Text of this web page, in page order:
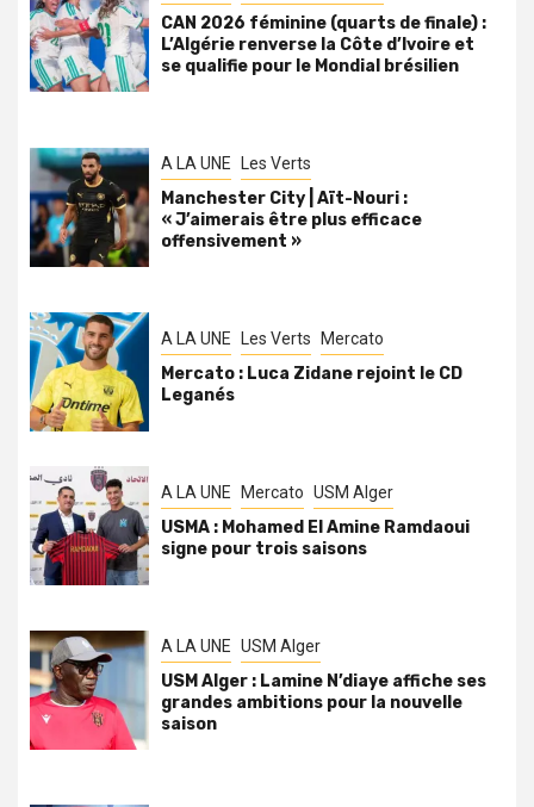
CAN 2026 féminine (quarts de finale) :
L’Algérie renverse la Côte d’Ivoire et
se qualifie pour le Mondial brésilien
A LA UNE Les Verts
Manchester City | Aït-Nouri :
« J’aimerais être plus efficace
offensivement »
A LA UNE Les Verts Mercato
Mercato : Luca Zidane rejoint le CD
Leganés
A LA UNE Mercato USM Alger
USMA : Mohamed El Amine Ramdaoui
signe pour trois saisons
A LA UNE USM Alger
USM Alger : Lamine N’diaye affiche ses
grandes ambitions pour la nouvelle
saison